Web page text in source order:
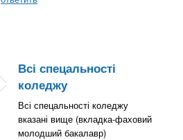
Всі спецальності
коледжу
Всі спецальності коледжу
вказані вище (вкладка-фаховий
молодший бакалавр)